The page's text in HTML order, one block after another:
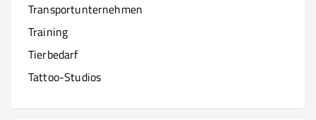
Transportunternehmen
Training
Tierbedarf
Tattoo-Studios